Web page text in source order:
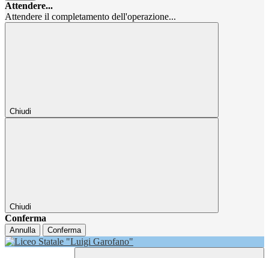
Attendere...
Attendere il completamento dell'operazione...
Chiudi
Chiudi
Conferma
Annulla Conferma